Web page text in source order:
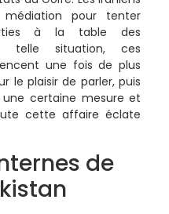
pour tenter
à la table des
telle situation, ces
une fois de plus
le plaisir de parler, puis
certaine mesure et
cette affaire éclate
de